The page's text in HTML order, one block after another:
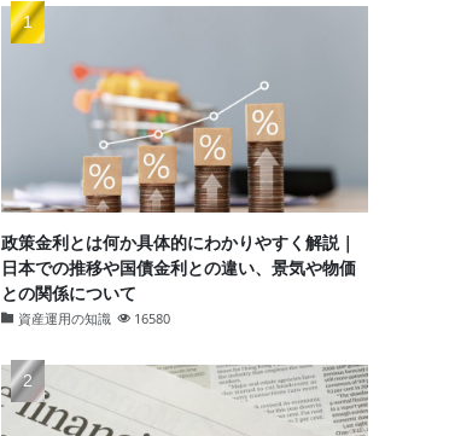
政策金利とは何か具体的にわかりやすく解説｜
日本での推移や国債金利との違い、景気や物価
との関係について
資産運用の知識 16580